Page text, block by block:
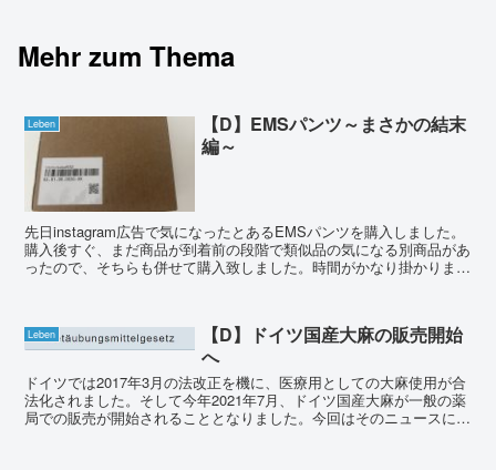
Mehr zum Thema
Leben
【D】EMSパンツ～まさかの結末
編～
先日instagram広告で気になったとあるEMSパンツを購入しました。
購入後すぐ、まだ商品が到着前の段階で類似品の気になる別商品があ
ったので、そちらも併せて購入致しました。時間がかなり掛かりまし
Leben
【D】ドイツ国産大麻の販売開始
へ
ドイツでは2017年3月の法改正を機に、医療用としての大麻使用が合
法化されました。そして今年2021年7月、ドイツ国産大麻が一般の薬
局での販売が開始されることとなりました。今回はそのニュースにつ